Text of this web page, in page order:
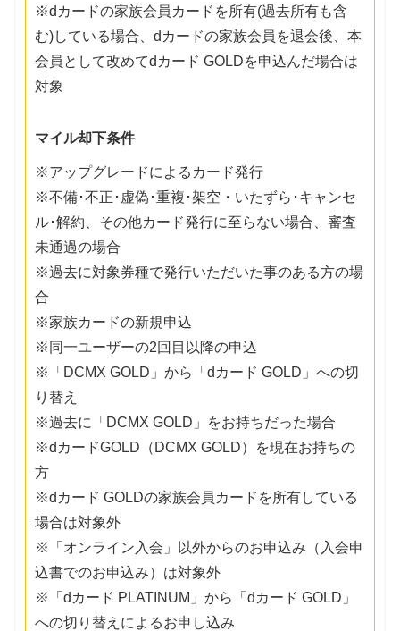
※dカードの家族会員カードを所有(過去所有も含
む)している場合、dカードの家族会員を退会後、本
会員として改めてdカード GOLDを申込んだ場合は
対象
マイル却下条件
※アップグレードによるカード発行
※不備･不正･虚偽･重複･架空・いたずら･キャンセ
ル･解約、その他カード発行に至らない場合、審査
未通過の場合
※過去に対象券種で発行いただいた事のある方の場
合
※家族カードの新規申込
※同一ユーザーの2回目以降の申込
※「DCMX GOLD」から「dカード GOLD」への切
り替え
※過去に「DCMX GOLD」をお持ちだった場合
※dカードGOLD（DCMX GOLD）を現在お持ちの
方
※dカード GOLDの家族会員カードを所有している
場合は対象外
※「オンライン入会」以外からのお申込み（入会申
込書でのお申込み）は対象外
※「dカード PLATINUM」から「dカード GOLD」
への切り替えによるお申し込み